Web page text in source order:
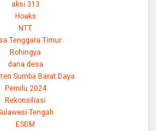
aksi 313
Hoaks
NTT
Tenggara Timur
Rohingya
dana desa
Sumba Barat Daya
Pemilu 2024
Rekonsiliasi
Tengah
ESDM